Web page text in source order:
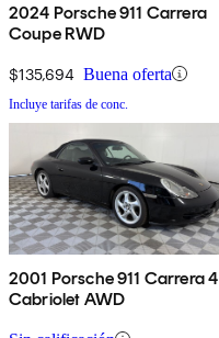
2024 Porsche 911 Carrera
Coupe RWD
$135,694 Buena oferta
Incluye tarifas de conc.
2001 Porsche 911 Carrera 4
Cabriolet AWD